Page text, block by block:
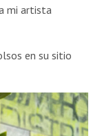
mi artista
en su sitio